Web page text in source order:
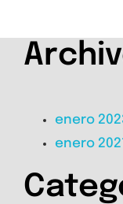
enero
enero